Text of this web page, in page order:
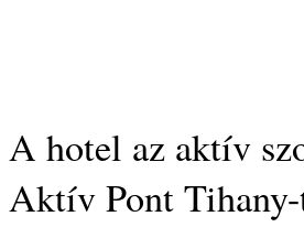
A hotel az aktív
Aktív Pont